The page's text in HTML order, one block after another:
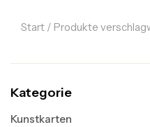
Start / Produkte
Kategorie
Kunstkarten